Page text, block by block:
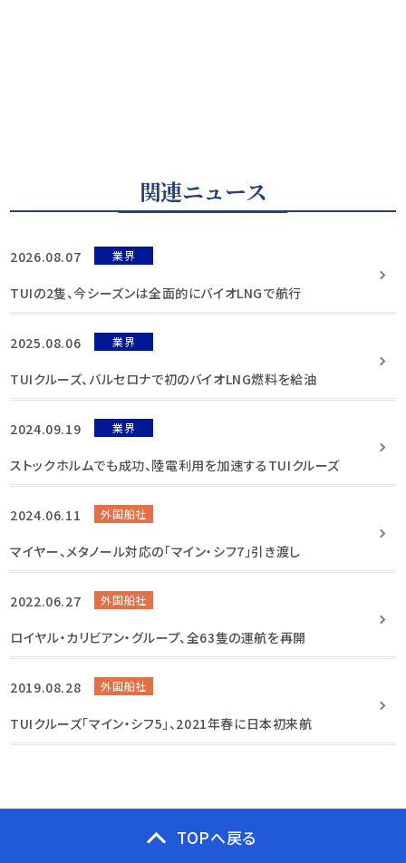
関連ニュース
2026.08.07 業界
TUIの2隻、今シーズンは全面的にバイオLNGで航行
2025.08.06 業界
TUIクルーズ、バルセロナで初のバイオLNG燃料を給油
2024.09.19 業界
ストックホルムでも成功、陸電利用を加速するTUIクルーズ
2024.06.11 外国船社
マイヤー、メタノール対応の「マイン・シフ7」引き渡し
2022.06.27 外国船社
ロイヤル・カリビアン・グループ、全63隻の運航を再開
2019.08.28 外国船社
TUIクルーズ「マイン・シフ5」、2021年春に日本初来航
TOPへ戻る